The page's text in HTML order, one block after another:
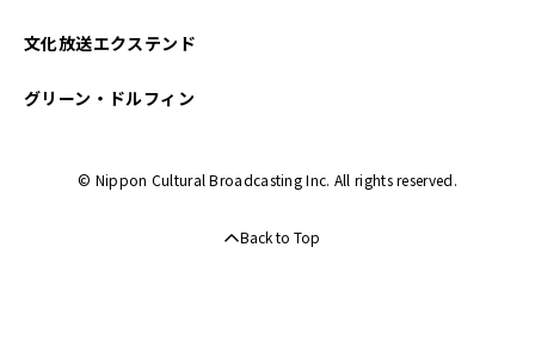
文化放送エクステンド
グリーン・ドルフィン
© Nippon Cultural Broadcasting Inc. All rights reserved.
Back to Top